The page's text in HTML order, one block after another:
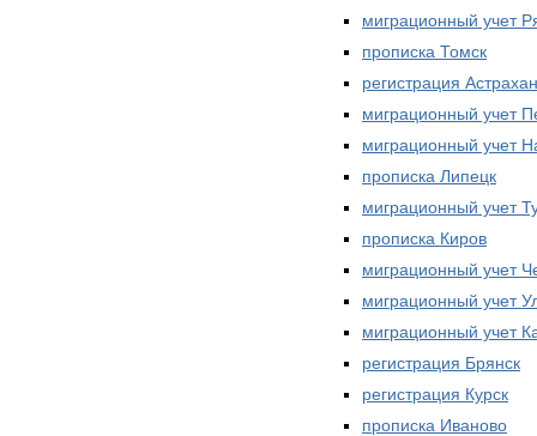
миграционный учет
прописка Томск
регистрация
миграционный учет
миграционный учет
прописка Липецк
миграционный учет
прописка Киров
миграционный учет
миграционный учет
миграционный учет
регистрация Брянск
регистрация Курск
прописка Иваново